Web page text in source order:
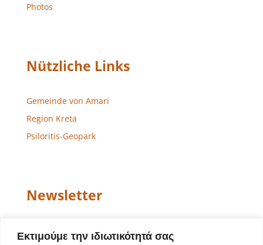
Εκτιμούμε την ιδιωτικότητά σας
Photos
Nützliche Links
Gemeinde von Amari
Region Kreta
Psiloritis-Geopark
Newsletter